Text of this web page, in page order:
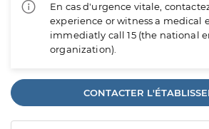
En cas d'urgence vitale,
experience or witness a medical
immediatly call 15 (the national
organization).
CONTACTER